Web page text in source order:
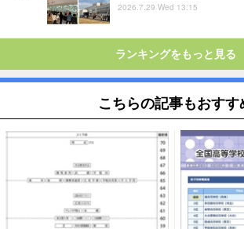
2026.7.29 Wed 13:15
ランキングをもっと見る
こちらの記事もおすす